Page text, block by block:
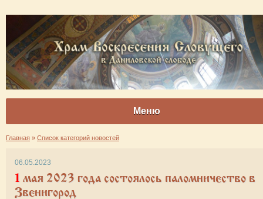
Меню
Главная » Список категорий новостей
06.05.2023
1 мая 2023 года состоялось паломничество в
Звенигород